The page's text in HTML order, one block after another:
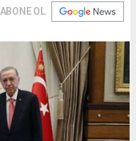
ABONE OL